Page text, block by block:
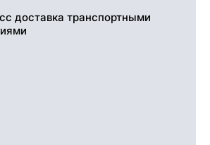
доставка транспортными